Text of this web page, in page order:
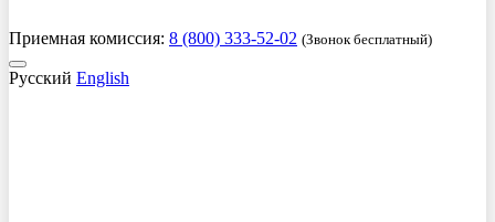
Приемная комиссия: 8 (800) 333-52-02 (Звонок бесплатный)
Русский English